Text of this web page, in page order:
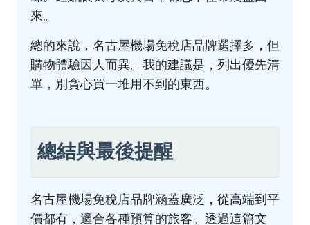
來。
總的來說，名古屋機場免稅店品牌選擇多，但
購物體驗因人而異。我的建議是，列出優先清
單，別貪心買一堆用不到的東西。
總結與最後提醒
名古屋機場免稅店品牌涵蓋廣泛，從高端到平
價都有，適合各種預算的旅客。透過這篇文